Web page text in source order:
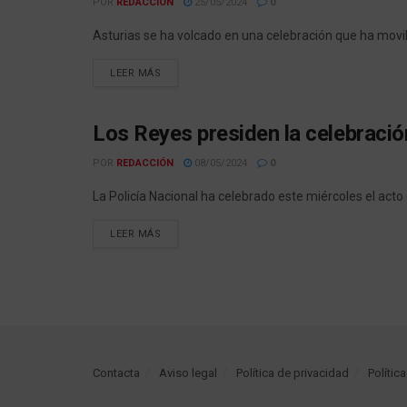
Asturias se ha volcado en una celebración que ha
LEER MÁS
PORTADA
Los Reyes presiden la
POR REDACCIÓN 08/05/2024 0
La Policía Nacional ha celebrado este miércoles el
LEER MÁS
Contacta Aviso legal Política de privacidad